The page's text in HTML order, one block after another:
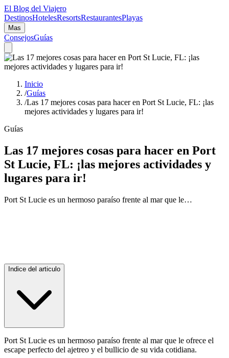
El Blog del Viajero
DestinosHotelesResortsRestaurantesPlayas
Mas
ConsejosGuías
Inicio
/Guías
/Las 17 mejores cosas para hacer en Port St Lucie, FL: ¡las
mejores actividades y lugares para ir!
Guías
Las 17 mejores cosas para hacer en Port
St Lucie, FL: ¡las mejores actividades y
lugares para ir!
Port St Lucie es un hermoso paraíso frente al mar que le…
Indice del articulo
Port St Lucie es un hermoso paraíso frente al mar que le ofrece el
escape perfecto del ajetreo y el bullicio de su vida cotidiana.